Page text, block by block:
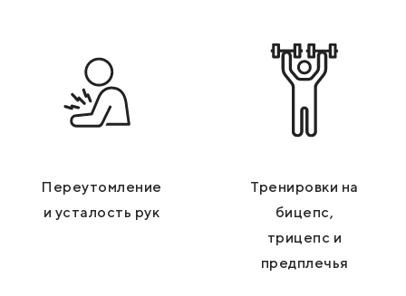
Переутомление
и усталость рук
Тренировки на
бицепс,
трицепс и
предплечья